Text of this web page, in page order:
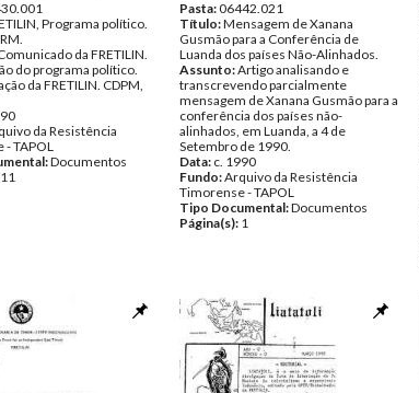
Programa político.
da FRETILIN.
do programa político.
da FRETILIN. CDPM,
da Resistência
TAPOL
Documentos
11
Pasta:06442.021
Título:Mensagem de Xanana
Gusmão para a Conferência de
Luanda dos países Não-Alinhados.
Assunto:Artigo analisando e
transcrevendo parcialmente
mensagem de Xanana Gusmão para a
conferência dos países não-
alinhados, em Luanda, a 4 de
Setembro de 1990.
Data: c. 1990
Fundo:Arquivo da Resistência
Timorense - TAPOL
Tipo Documental:Documentos
Página(s): 1